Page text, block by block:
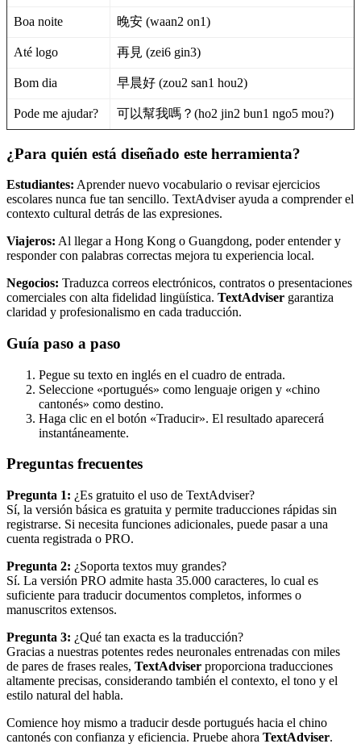
Boa noite 晚安 (waan2 on1)
Até logo 再見 (zei6 gin3)
Bom dia 早晨好 (zou2 san1 hou2)
Pode me ajudar? 可以幫我嗎？(ho2 jin2 bun1 ngo5 mou?)
¿Para quién está diseñado este herramienta?
Estudiantes: Aprender nuevo vocabulario o revisar ejercicios
escolares nunca fue tan sencillo. TextAdviser ayuda a comprender el
contexto cultural detrás de las expresiones.
Viajeros: Al llegar a Hong Kong o Guangdong, poder entender y
responder con palabras correctas mejora tu experiencia local.
Negocios: Traduzca correos electrónicos, contratos o presentaciones
comerciales con alta fidelidad lingüística. TextAdviser garantiza
claridad y profesionalismo en cada traducción.
Guía paso a paso
Pegue su texto en inglés en el cuadro de entrada.
Seleccione «portugués» como lenguaje origen y «chino
cantonés» como destino.
Haga clic en el botón «Traducir». El resultado aparecerá
instantáneamente.
Preguntas frecuentes
Pregunta 1: ¿Es gratuito el uso de TextAdviser?
Sí, la versión básica es gratuita y permite traducciones rápidas sin
registrarse. Si necesita funciones adicionales, puede pasar a una
cuenta registrada o PRO.
Pregunta 2: ¿Soporta textos muy grandes?
Sí. La versión PRO admite hasta 35.000 caracteres, lo cual es
suficiente para traducir documentos completos, informes o
manuscritos extensos.
Pregunta 3: ¿Qué tan exacta es la traducción?
Gracias a nuestras potentes redes neuronales entrenadas con miles
de pares de frases reales, TextAdviser proporciona traducciones
altamente precisas, considerando también el contexto, el tono y el
estilo natural del habla.
Comience hoy mismo a traducir desde portugués hacia el chino
cantonés con confianza y eficiencia. Pruebe ahora TextAdviser.